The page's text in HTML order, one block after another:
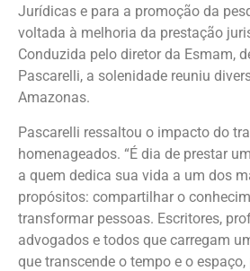
Jurídicas e para a promoção da
voltada à melhoria da prestação
Conduzida pelo diretor da Esmam,
Pascarelli, a solenidade reuniu
Amazonas.
Pascarelli ressaltou o impacto do
homenageados. “É dia de prestar
a quem dedica sua vida a um dos
propósitos: compartilhar o
transformar pessoas. Escritores,
advogados e todos que carregam
que transcende o tempo e o